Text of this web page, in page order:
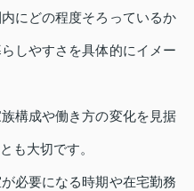
にどの程度そろっているか
しやすさを具体的にイメー
構成や働き方の変化を見据
も大切です。
必要になる時期や在宅勤務